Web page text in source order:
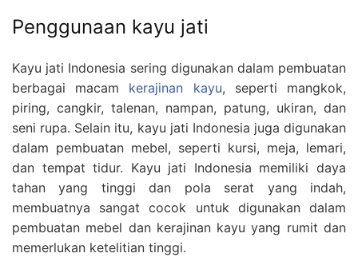
Penggunaan kayu jati
Kayu jati Indonesia sering digunakan dalam pembuatan
berbagai macam kerajinan kayu, seperti mangkok,
piring, cangkir, talenan, nampan, patung, ukiran, dan
seni rupa. Selain itu, kayu jati Indonesia juga digunakan
dalam pembuatan mebel, seperti kursi, meja, lemari,
dan tempat tidur. Kayu jati Indonesia memiliki daya
tahan yang tinggi dan pola serat yang indah,
membuatnya sangat cocok untuk digunakan dalam
pembuatan mebel dan kerajinan kayu yang rumit dan
memerlukan ketelitian tinggi.